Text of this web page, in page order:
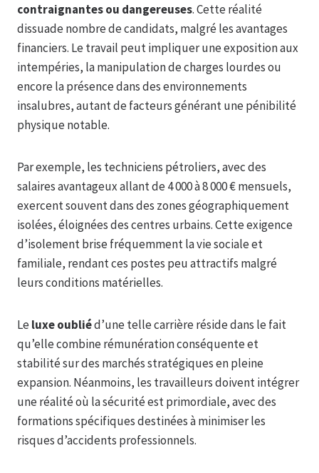
contraignantes ou dangereuses. Cette réalité
dissuade nombre de candidats, malgré les avantages
financiers. Le travail peut impliquer une exposition aux
intempéries, la manipulation de charges lourdes ou
encore la présence dans des environnements
insalubres, autant de facteurs générant une pénibilité
physique notable.
Par exemple, les techniciens pétroliers, avec des
salaires avantageux allant de 4 000 à 8 000 € mensuels,
exercent souvent dans des zones géographiquement
isolées, éloignées des centres urbains. Cette exigence
d’isolement brise fréquemment la vie sociale et
familiale, rendant ces postes peu attractifs malgré
leurs conditions matérielles.
Leluxe oubliéd’une telle carrière réside dans le fait
qu’elle combine rémunération conséquente et
stabilité sur des marchés stratégiques en pleine
expansion. Néanmoins, les travailleurs doivent intégrer
une réalité où la sécurité est primordiale, avec des
formations spécifiques destinées à minimiser les
risques d’accidents professionnels.